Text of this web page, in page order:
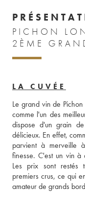
PICHON
2ÈME
LA CUVÉE
Le grand vin de
comme l'un des
dispose d'un grain
délicieux. En effet,
parvient à merveille
finesse. C'est un vin
Les prix sont restés
premiers crus, ce qui
amateur de grands